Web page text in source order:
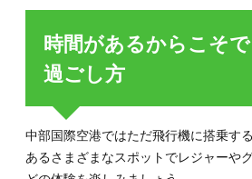
時間があるからこそ
過ごし方
中部国際空港ではただ飛行機に搭乗す
あるさまざまなスポットでレジャーや